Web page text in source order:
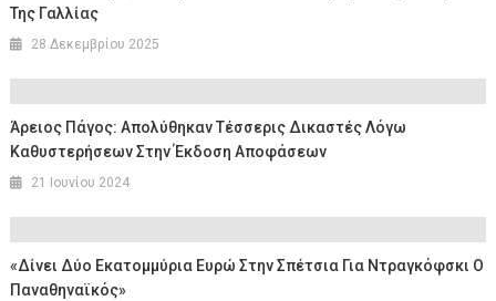
Της Γαλλίας
28 Δεκεμβρίου 2025
Άρειος Πάγος: Απολύθηκαν Τέσσερις Δικαστές Λόγω
Καθυστερήσεων Στην Έκδοση Αποφάσεων
21 Ιουνίου 2024
«Δίνει Δύο Εκατομμύρια Ευρώ Στην Σπέτσια Για Ντραγκόφσκι Ο
Παναθηναϊκός»